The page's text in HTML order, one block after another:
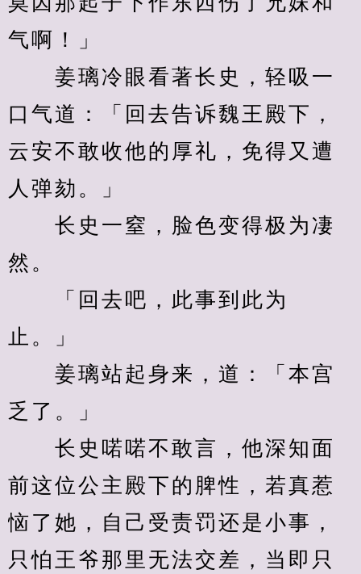
气啊！」
姜璃冷眼看著长史，轻吸一
口气道：「回去告诉魏王殿下，
云安不敢收他的厚礼，免得又遭
人弹劾。」
长史一窒，脸色变得极为凄
然。
「回去吧，此事到此为
止。」
姜璃站起身来，道：「本宫
乏了。」
长史喏喏不敢言，他深知面
前这位公主殿下的脾性，若真惹
恼了她，自己受责罚还是小事，
只怕王爷那里无法交差，当即只